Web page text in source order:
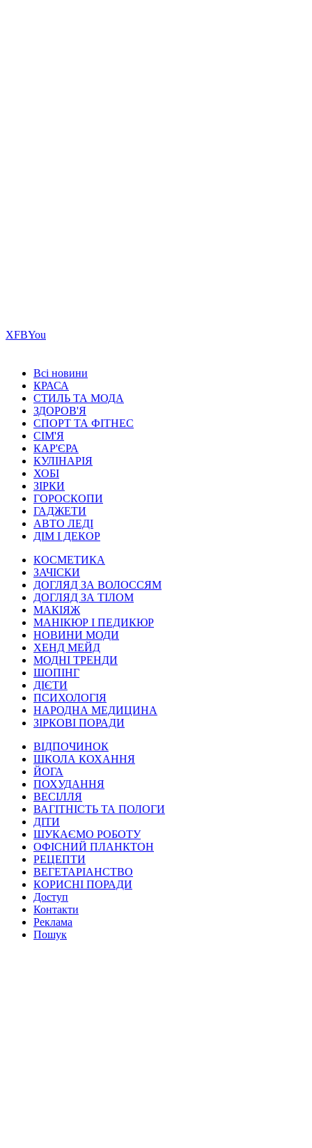
ХFBYou
Всі новини
КРАСА
СТИЛЬ ТА МОДА
ЗДОРОВ'Я
СПОРТ ТА ФІТНЕС
СІМ'Я
КАР'ЄРА
КУЛІНАРІЯ
ХОБІ
ЗІРКИ
ГОРОСКОПИ
ГАДЖЕТИ
АВТО ЛЕДІ
ДІМ І ДЕКОР
КОСМЕТИКА
ЗАЧІСКИ
ДОГЛЯД ЗА ВОЛОССЯМ
ДОГЛЯД ЗА ТІЛОМ
МАКІЯЖ
МАНІКЮР І ПЕДИКЮР
НОВИНИ МОДИ
ХЕНД МЕЙД
МОДНІ ТРЕНДИ
ШОПІНГ
ДІЄТИ
ПСИХОЛОГІЯ
НАРОДНА МЕДИЦИНА
ЗІРКОВІ ПОРАДИ
ВІДПОЧИНОК
ШКОЛА КОХАННЯ
ЙОГА
ПОХУДАННЯ
ВЕСІЛЛЯ
ВАГІТНІСТЬ ТА ПОЛОГИ
ДІТИ
ШУКАЄМО РОБОТУ
ОФІСНИЙ ПЛАНКТОН
РЕЦЕПТИ
ВЕГЕТАРІАНСТВО
КОРИСНІ ПОРАДИ
Доступ
Контакти
Реклама
Пошук